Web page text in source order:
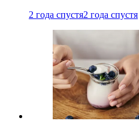
2 года спустя2 года спустя